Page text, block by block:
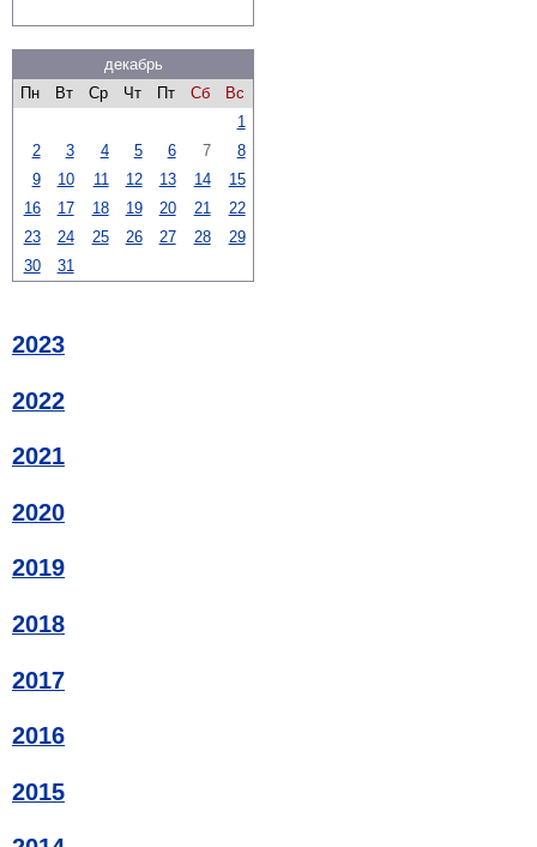
декабрь
Пн
Вт Ср Чт Пт Сб
Вс
1
2
3 4 5 6 7
8
9
10 11 12 13 14
15
16
17 18 19 20 21
22
23
24 25 26 27 28
29
30
31
2023
2022
2021
2020
2019
2018
2017
2016
2015